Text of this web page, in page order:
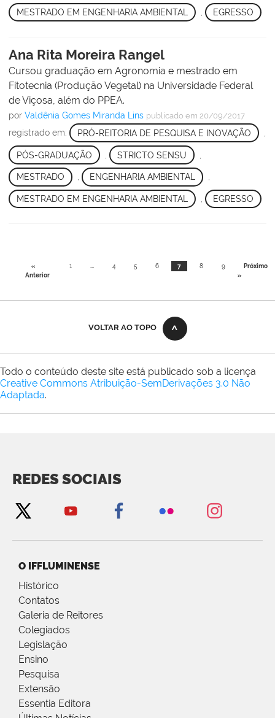
MESTRADO EM ENGENHARIA AMBIENTAL EGRESSO
Ana Rita Moreira Rangel
Cursou graduação em Agronomia e mestrado em
Fitotecnia (Produção Vegetal) na Universidade Federal
de Viçosa, além do PPEA.
por Valdênia Gomes Miranda Lins publicado em 20/09/2017
registrado em: PRÓ-REITORIA DE PESQUISA E INOVAÇÃO
PÓS-GRADUAÇÃO STRICTO SENSU
MESTRADO , ENGENHARIA AMBIENTAL ,
MESTRADO EM ENGENHARIA AMBIENTAL EGRESSO
«
Anterior
1 ... 4 5 6 7 8 9
Próximo
»
VOLTAR AO TOPO
Todo o conteúdo deste site está publicado sob a licença
Creative Commons Atribuição-SemDerivações 3.0 Não
Adaptada.
REDES SOCIAIS
O IFFLUMINENSE
Histórico
Contatos
Galeria de Reitores
Colegiados
Legislação
Ensino
Pesquisa
Extensão
Essentia Editora